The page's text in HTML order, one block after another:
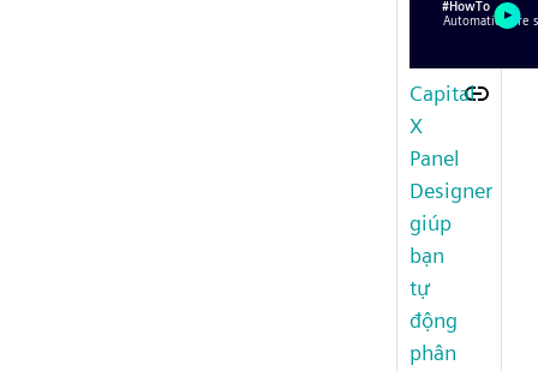
Capital
X
Panel
Designer
giúp
bạn
tự
động
phân